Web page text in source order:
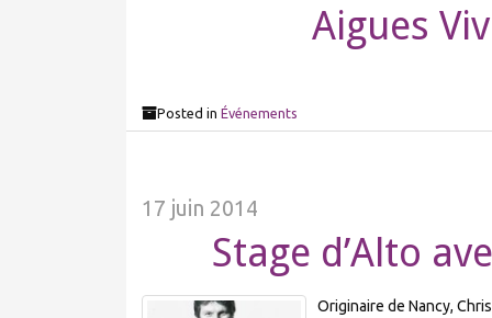
Aigues
Posted in Événements
17 juin 2014
Stage d’Alto
Originaire de Nancy,